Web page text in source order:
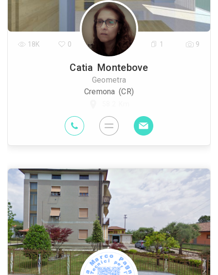
Catia Montebove
Geometra
Cremona (CR)
18K 0 1 9